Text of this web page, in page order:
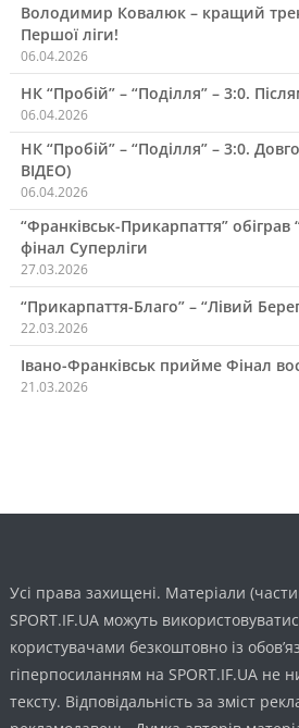
Володимир Ковалюк – кращий
Першої ліги!
06.04.2026
НК “Пробій” – “Поділля” – 3:0.
06.04.2026
НК “Пробій” – “Поділля” – 3:0.
ВІДЕО)
06.04.2026
“Франківськ-Прикарпаття” обіграв
фінал Суперліги
27.03.2026
“Прикарпаття-Благо” – “Лівий
22.03.2026
Івано-Франківськ прийме Фінал
21.03.2026
Усі права захищені. Матеріали
SPORT.IF.UA можуть
користувачами безкоштовно із
гіперпосиланням на SPORT.IF.UA не
тексту. Відповідальність за зміст